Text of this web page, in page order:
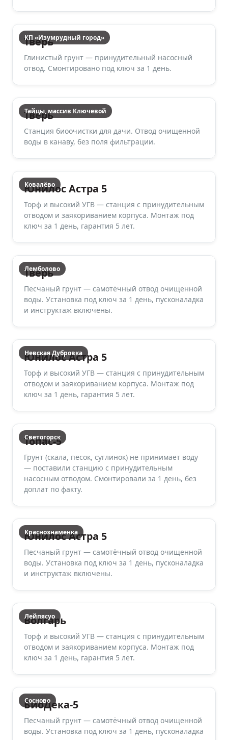
КП «Изумрудный город»
Тверь
Глинистый грунт — принудительный насосный
отвод. Смонтировано под ключ за 1 день.
Тайцы, массив Ключевой
Тверь
Станция биоочистки для дачи. Отвод очищенной
воды в канаву, без поля фильтрации.
Ковалёво
Юнилос Астра 5
Торф и высокий УГВ — станция с принудительным
отводом и заякориванием корпуса. Монтаж под
ключ за 1 день, гарантия 5 лет.
Лемболово
Тверь
Песчаный грунт — самотёчный отвод очищенной
воды. Установка под ключ за 1 день, пусконаладка
и инструктаж включены.
Невская Дубровка
Юнилос Астра 5
Торф и высокий УГВ — станция с принудительным
отводом и заякориванием корпуса. Монтаж под
ключ за 1 день, гарантия 5 лет.
Светогорск
Топас-5
Грунт (скала, песок, суглинок) не принимает воду
— поставили станцию с принудительным
насосным отводом. Смонтировали за 1 день, без
доплат по факту.
Краснознаменка
Юнилос Астра 5
Песчаный грунт — самотёчный отвод очищенной
воды. Установка под ключ за 1 день, пусконаладка
и инструктаж включены.
Лейпясуо
Волгарь
Торф и высокий УГВ — станция с принудительным
отводом и заякориванием корпуса. Монтаж под
ключ за 1 день, гарантия 5 лет.
Сосново
БиоДека-5
Песчаный грунт — самотёчный отвод очищенной
воды. Установка под ключ за 1 день, пусконаладка